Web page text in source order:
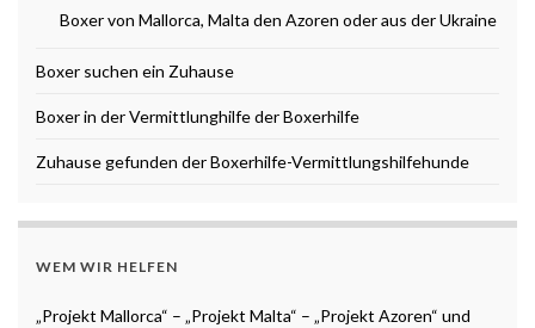
Boxer von Mallorca, Malta den Azoren oder aus der Ukraine
Boxer suchen ein Zuhause
Boxer in der Vermittlunghilfe der Boxerhilfe
Zuhause gefunden der Boxerhilfe-Vermittlungshilfehunde
WEM WIR HELFEN
„Projekt Mallorca“ – „Projekt Malta“ – „Projekt Azoren“ und